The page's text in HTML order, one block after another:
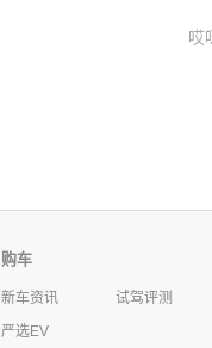
哎
购车
新车资讯
试驾评测
严选EV